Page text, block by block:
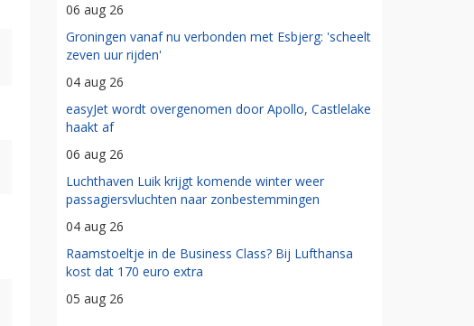
06 aug 26
Groningen vanaf nu verbonden met Esbjerg: 'scheelt
zeven uur rijden'
04 aug 26
easyJet wordt overgenomen door Apollo, Castlelake
haakt af
06 aug 26
Luchthaven Luik krijgt komende winter weer
passagiersvluchten naar zonbestemmingen
04 aug 26
Raamstoeltje in de Business Class? Bij Lufthansa
kost dat 170 euro extra
05 aug 26